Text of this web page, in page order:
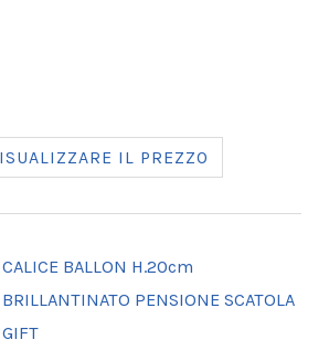
IL PREZZO
CALICE BALLON H.20cm
BRILLANTINATO PENSIONE SCATOLA
GIFT